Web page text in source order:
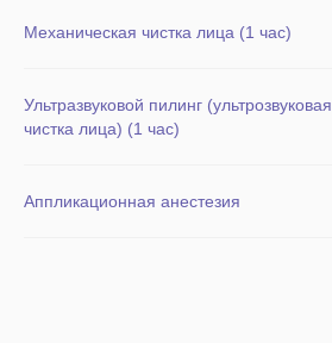
Механическая чистка лица (1 час)
Ультразвуковой пилинг (ультрозвуковая
чистка лица) (1 час)
Аппликационная анестезия